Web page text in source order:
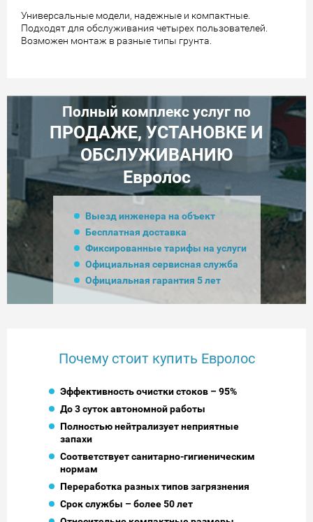
Универсальные модели, надежные и компактные.
Подходят для обслуживания четырех пользователей.
Возможен монтаж в разные типы грунта.
Выезд инженера на объект
Бесплатная доставка
Фиксированные тарифы на услуги
Официальная сервисная служба
Официальная гарантия 5 лет
Полный комплекс услуг по
ПРОДАЖЕ, УСТАНОВКЕ И
ОБСЛУЖИВАНИЮ
Евролос
Почему стоит купить Евролос
Эффективность очистки стоков – 95%
До 3 суток автономной работы
Полностью нейтрализует неприятные
запахи
Соответствует санитарно-гигиеническим
нормам
Переработка разных типов загрязнения
Срок службы – более 50 лет